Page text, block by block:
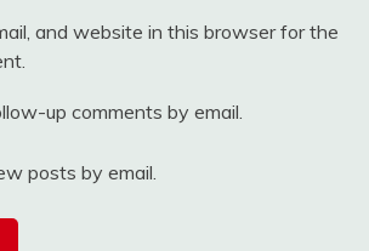
and website in this browser for the
up comments by email.
posts by email.